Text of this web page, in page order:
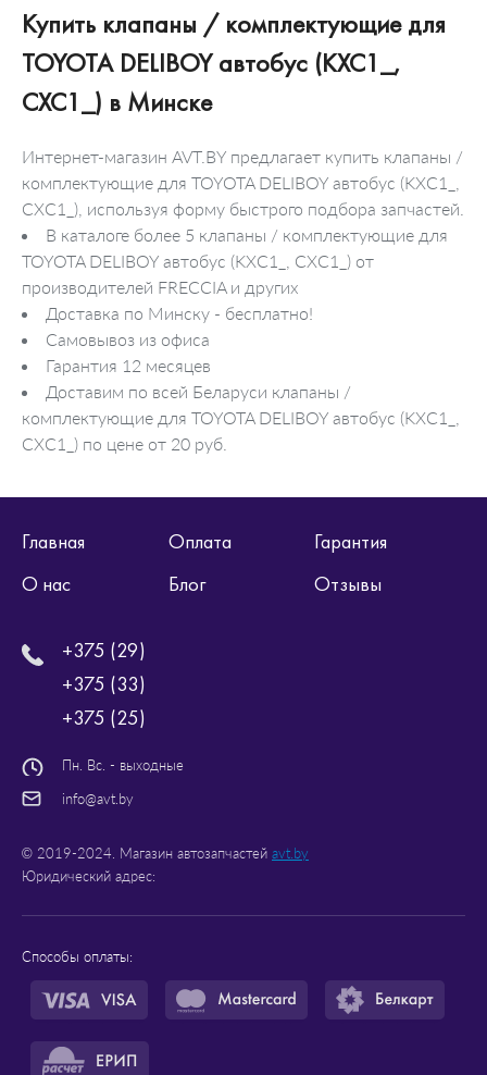
Купить клапаны / комплектующие для
TOYOTA DELIBOY автобус (KXC1_,
CXC1_) в Минске
Интернет-магазин AVT.BY предлагает купить клапаны /
комплектующие для TOYOTA DELIBOY автобус (KXC1_,
CXC1_), используя форму быстрого подбора запчастей.
В каталоге более 5 клапаны / комплектующие для
TOYOTA DELIBOY автобус (KXC1_, CXC1_) от
производителей FRECCIA и других
Доставка по Минску - бесплатно!
Самовывоз из офиса
Гарантия 12 месяцев
Доставим по всей Беларуси клапаны /
комплектующие для TOYOTA DELIBOY автобус (KXC1_,
CXC1_) по цене от 20 руб.
Главная Оплата
Гарантия
О нас
Блог Отзывы
+375 (29)
+375 (33)
+375 (25)
Пн. Вс. - выходные
info@avt.by
© 2019-2024. Магазин автозапчастей avt.by
Юридический адрес:
Способы оплаты: